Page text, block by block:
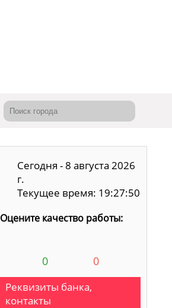
Сегодня - 8 августа 2026
г.
Текущее время: 19:27:51
Оцените качество работы:
0 0
Реквизиты банка,
контакты